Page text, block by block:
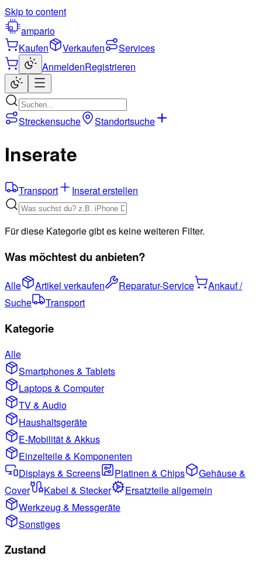
Skip to content
ampario
Kaufen
Verkaufen
Services
AnmeldenRegistrieren
Streckensuche Standortsuche
Inserate
Transport Inserat erstellen
Für diese Kategorie gibt es keine weiteren Filter.
Was möchtest du anbieten?
Alle Artikel verkaufen Reparatur-Service
Ankauf /
Suche
Transport
Kategorie
Alle
Smartphones & Tablets
Laptops & Computer
TV & Audio
Haushaltsgeräte
E-Mobilität & Akkus
Einzelteile & Komponenten
Displays & Screens
Platinen & Chips
Gehäuse &
Cover
Kabel & Stecker
Ersatzteile allgemein
Werkzeug & Messgeräte
Sonstiges
Zustand